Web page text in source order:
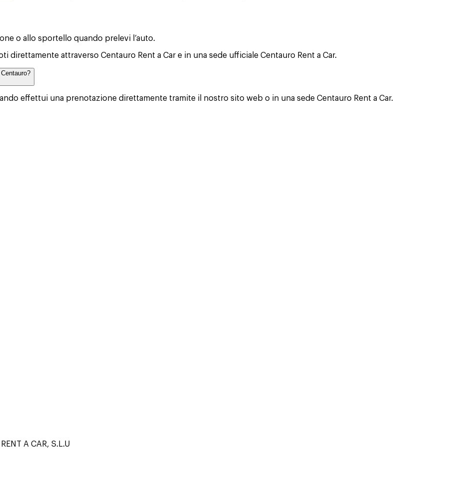
o allo sportello quando prelevi l’auto.
direttamente attraverso Centauro Rent a Car e in una sede ufficiale Centauro Rent a Car.
effettui una prenotazione direttamente tramite il nostro sito web o in una sede Centauro Rent a Car.
A CAR, S.L.U